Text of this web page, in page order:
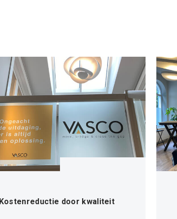
Kostenreductie door kwaliteit